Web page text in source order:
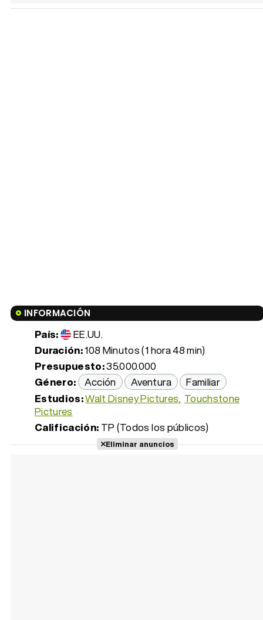
INFORMACIÓN
País:
EE.UU.
Duración:108 Minutos (1 hora 48 min)
Presupuesto:35.000.000
Género: Acción Aventura
Familiar
Estudios:Walt Disney Pictures Touchstone
Pictures
Calificación: TP (Todos los públicos)
Eliminar anuncios